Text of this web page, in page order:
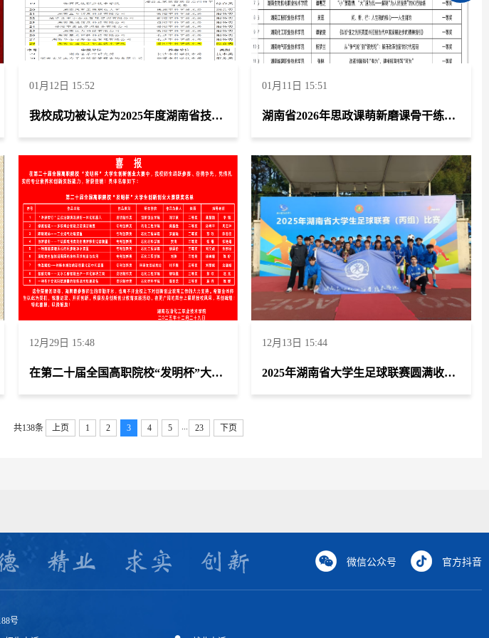
01月12日 15:52
我校成功被认定为2025年度湖南省技术转移机构
01月11日 15:51
湖南省2026年思政课萌新磨课骨干练兵教学展示获特等奖、推荐晋级全国决赛
12月29日 15:48
在第二十届全国高职院校“发明杯”大学生创新创业大赛中，我校师生踊跃参赛、奋勇争先，凭借扎实的专业素养和创新实践能力，斩获佳绩!
12月13日 15:44
2025年湖南省大学生足球联赛圆满收官，我校足球队勇夺亚军，创下历史最佳战绩！
共138条 上页 1 2 3 4 5 ... 23 下页
微信公众号 官方抖音
号